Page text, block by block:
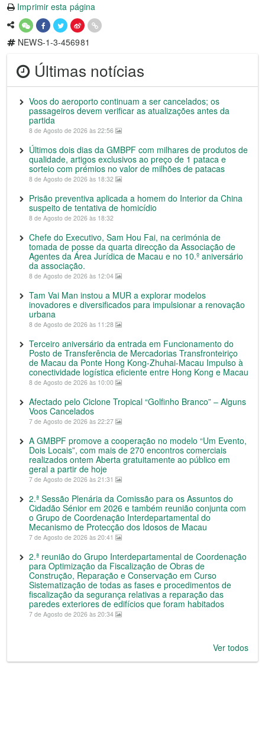
Imprimir esta página
NEWS-1-3-456981
Últimas notícias
Voos do aeroporto continuam a ser cancelados; os
passageiros devem verificar as atualizações antes da
partida
8 de Agosto de 2026 às 22:56
Últimos dois dias da GMBPF com milhares de produtos de
qualidade, artigos exclusivos ao preço de 1 pataca e
sorteio com prémios no valor de milhões de patacas
8 de Agosto de 2026 às 18:32
Prisão preventiva aplicada a homem do Interior da China
suspeito de tentativa de homicídio
8 de Agosto de 2026 às 18:32
Chefe do Executivo, Sam Hou Fai, na cerimónia de
tomada de posse da quarta direcção da Associação de
Agentes da Área Jurídica de Macau e no 10.º aniversário
da associação.
8 de Agosto de 2026 às 12:04
Tam Vai Man instou a MUR a explorar modelos
inovadores e diversificados para impulsionar a renovação
urbana
8 de Agosto de 2026 às 11:28
Terceiro aniversário da entrada em Funcionamento do
Posto de Transferência de Mercadorias Transfronteiriço
de Macau da Ponte Hong Kong-Zhuhai-Macau Impulso à
conectividade logística eficiente entre Hong Kong e Macau
8 de Agosto de 2026 às 10:00
Afectado pelo Ciclone Tropical “Golfinho Branco” – Alguns
Voos Cancelados
7 de Agosto de 2026 às 22:27
A GMBPF promove a cooperação no modelo “Um Evento,
Dois Locais”, com mais de 270 encontros comerciais
realizados ontem Aberta gratuitamente ao público em
geral a partir de hoje
7 de Agosto de 2026 às 21:31
2.ª Sessão Plenária da Comissão para os Assuntos do
Cidadão Sénior em 2026 e também reunião conjunta com
o Grupo de Coordenação Interdepartamental do
Mecanismo de Protecção dos Idosos de Macau
7 de Agosto de 2026 às 20:41
2.ª reunião do Grupo Interdepartamental de Coordenação
para Optimização da Fiscalização de Obras de
Construção, Reparação e Conservação em Curso
Sistematização de todas as fases e procedimentos de
fiscalização da segurança relativas a reparação das
paredes exteriores de edifícios que foram habitados
7 de Agosto de 2026 às 20:34
Ver todos